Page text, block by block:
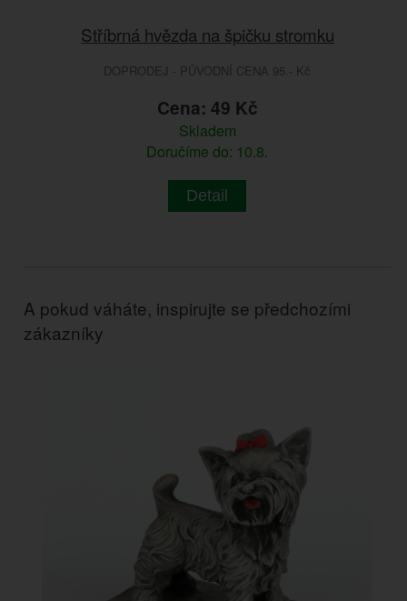
Stříbrná hvězda na špičku stromku
DOPRODEJ - PŮVODNÍ CENA 95.- Kč
Cena: 49 Kč
Skladem
Doručíme do: 10.8.
Detail
A pokud váháte, inspirujte se předchozími
zákazníky